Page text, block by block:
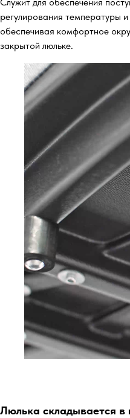
регулирования температуры
обеспечивая комфортное
закрытой люльке.
Люлька складывается